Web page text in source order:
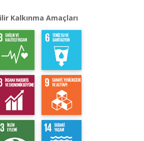
Kalkınma Amaçları